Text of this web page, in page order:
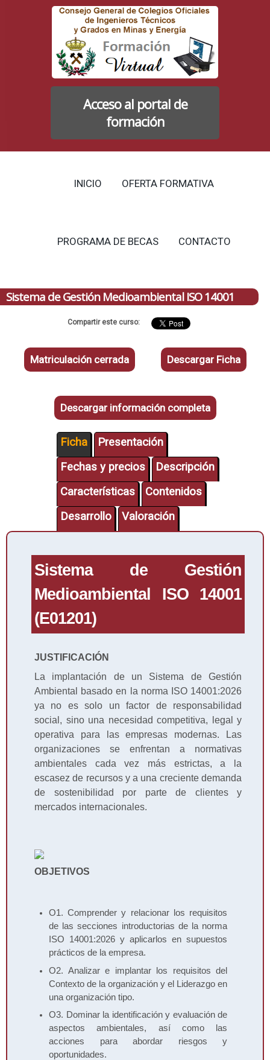
Acceso al portal de
formación
INICIO OFERTA FORMATIVA
PROGRAMA DE BECAS CONTACTO
Sistema de Gestión Medioambiental ISO 14001
Compartir este curso:
Matriculación cerrada Descargar Ficha
Descargar información completa
Ficha
Presentación
Fechas y precios
Descripción
Características
Contenidos
Desarrollo
Valoración
Sistema de Gestión
Medioambiental ISO 14001
(E01201)
JUSTIFICACIÓN
La implantación de un Sistema de Gestión
Ambiental basado en la norma ISO 14001:2026
ya no es solo un factor de responsabilidad
social, sino una necesidad competitiva, legal y
operativa para las empresas modernas. Las
organizaciones se enfrentan a normativas
ambientales cada vez más estrictas, a la
escasez de recursos y a una creciente demanda
de sostenibilidad por parte de clientes y
mercados internacionales.
OBJETIVOS
O1. Comprender y relacionar los requisitos
de las secciones introductorias de la norma
ISO 14001:2026 y aplicarlos en supuestos
prácticos de la empresa.
O2. Analizar e implantar los requisitos del
Contexto de la organización y el Liderazgo en
una organización tipo.
O3. Dominar la identificación y evaluación de
aspectos ambientales, así como las
acciones para abordar riesgos y
oportunidades.